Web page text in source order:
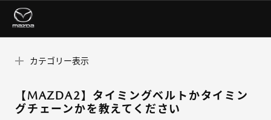
カテゴリー表示
【MAZDA2】タイミングベルトかタイミン
グチェーンかを教えてください